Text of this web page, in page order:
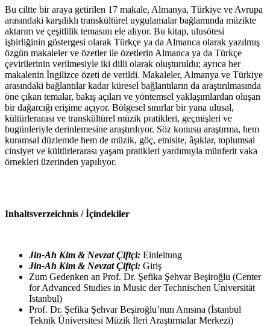
Bu ciltte bir araya getirilen 17 makale, Almanya, Türkiye ve Avrupa
arasındaki karşılıklı transkültürel uygulamalar bağlamında müzikte
aktarım ve çeşitlilik temasını ele alıyor. Bu kitap, ulusötesi
işbirliğinin göstergesi olarak Türkçe ya da Almanca olarak yazılmış
özgün makaleler ve özetler ile özetlerin Almanca ya da Türkçe
çevirilerinin verilmesiyle iki dilli olarak oluşturuldu; ayrıca her
makalenin İngilizce özeti de verildi. Makaleler, Almanya ve Türkiye
arasındaki bağlantılar kadar küresel bağlantıların da araştırılmasında
öne çıkan temalar, bakış açıları ve yöntemsel yaklaşımlardan oluşan
bir dağarcığı erişime açıyor. Bölgesel sınırlar bir yana ulusal,
kültürlerarası ve transkültürel müzik pratikleri, geçmişleri ve
bugünleriyle derinlemesine araştırılıyor. Söz konusu araştırma, hem
kuramsal düzlemde hem de müzik, göç, etnisite, âşıklar, toplumsal
cinsiyet ve kültürlerarası yaşam pratikleri yardımıyla münferit vaka
örnekleri üzerinden yapılıyor.
Inhaltsverzeichnis / İçindekiler
Jin-Ah Kim & Nevzat Çiftçi: Einleitung
Jin-Ah Kim & Nevzat Çiftçi: Giriş
Zum Gedenken an Prof. Dr. Şefika Şehvar Beşiroğlu (Center
for Advanced Studies in Music der Technischen Universität
Istanbul)
Prof. Dr. Şefika Şehvar Beşiroğlu’nun Anısına (İstanbul
Teknik Üniversitesi Müzik İleri Araştırmalar Merkezi)